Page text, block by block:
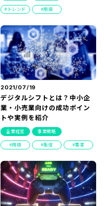
トレンド 用語
2021/07/19
デジタルシフトとは？中小企
業・小売業向けの成功ポイン
トや実例を紹介
企業経営 事業戦略
用語 販促 集客